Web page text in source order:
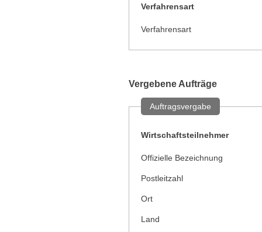
Verfahrensart
Verfahrensart
Vergebene Aufträge
Auftragsvergabe
Wirtschaftsteilnehmer
Offizielle Bezeichnung
Postleitzahl
Ort
Land